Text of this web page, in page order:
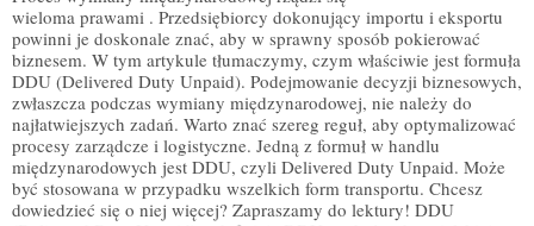
wieloma prawami . Przedsiębiorcy dokonujący importu i eksportu
powinni je doskonale znać, aby w sprawny sposób pokierować
biznesem. W tym artykule tłumaczymy, czym właściwie jest formuła
DDU (Delivered Duty Unpaid). Podejmowanie decyzji biznesowych,
zwłaszcza podczas wymiany międzynarodowej, nie należy do
najłatwiejszych zadań. Warto znać szereg reguł, aby optymalizować
procesy zarządcze i logistyczne. Jedną z formuł w handlu
międzynarodowych jest DDU, czyli Delivered Duty Unpaid. Może
być stosowana w przypadku wszelkich form transportu. Chcesz
dowiedzieć się o niej więcej? Zapraszamy do lektury! DDU